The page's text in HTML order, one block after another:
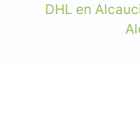
DHL en